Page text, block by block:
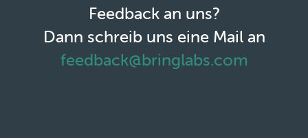
Feedback an uns?
Dann schreib uns eine Mail an
feedback@bringlabs.com